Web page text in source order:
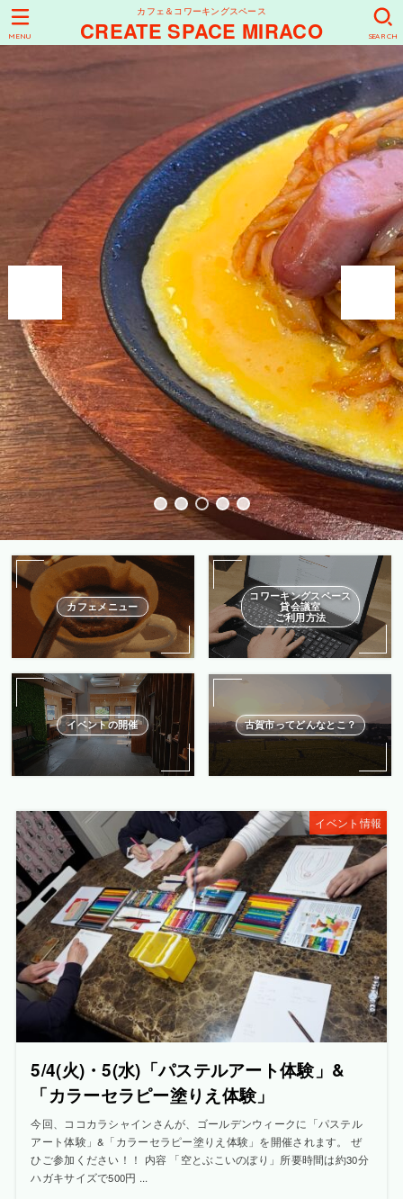
カフェ＆コワーキングスペース
CREATE SPACE MIRACO SEARCH
MENU
カフェメニュー
コワーキングスペース
貸会議室
ご利用方法
イベントの開催 古賀市ってどんなとこ？
イベント情報
5/4(火)・5(水)「パステルアート体験」&
「カラーセラピー塗りえ体験」
今回、ココカラシャインさんが、ゴールデンウィークに「パステル
アート体験」&「カラーセラピー塗りえ体験」を開催されます。 ぜ
ひご参加ください！！ 内容 「空とぶこいのぼり」所要時間は約30分
ハガキサイズで500円 ...